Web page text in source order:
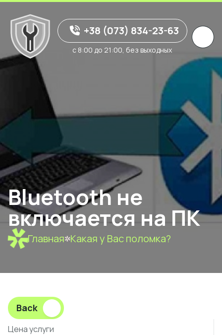
+38 (073) 834-23-63
с 8:00 до 21:00, без выходных
Bluetooth не
включается на ПК
Главная Какая у Вас поломка?
Back
Цена услуги